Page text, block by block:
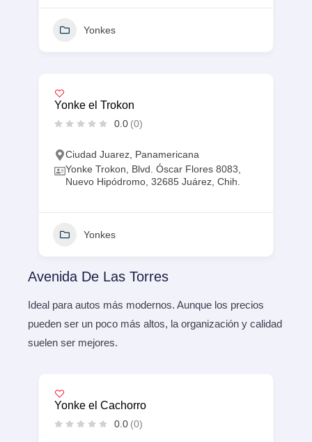
Yonkes
Yonke el Trokon
0.0 (0)
Ciudad Juarez Panamericana
Yonke Trokon, Blvd. Óscar Flores 8083,
Nuevo Hipódromo, 32685 Juárez, Chih.
Yonkes
Avenida De Las Torres
Ideal para autos más modernos. Aunque los precios
pueden ser un poco más altos, la organización y calidad
suelen ser mejores.
Yonke el Cachorro
0.0 (0)